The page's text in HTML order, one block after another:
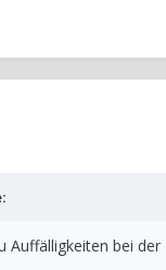
:
bei